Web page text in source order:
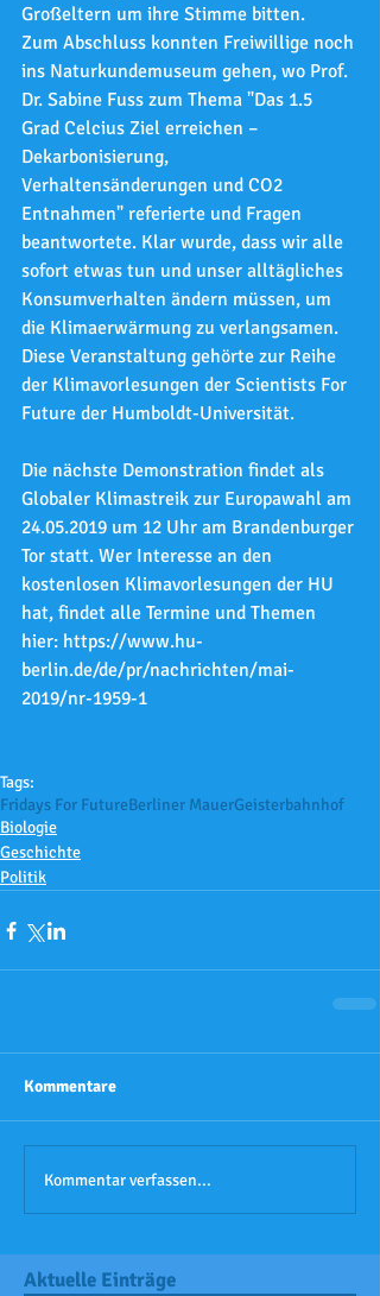
Großeltern um ihre Stimme bitten.
Zum Abschluss konnten Freiwillige noch
ins Naturkundemuseum gehen, wo Prof.
Dr. Sabine Fuss zum Thema "Das 1.5
Grad Celcius Ziel erreichen –
Dekarbonisierung,
Verhaltensänderungen und CO2
Entnahmen" referierte und Fragen
beantwortete. Klar wurde, dass wir alle
sofort etwas tun und unser alltägliches
Konsumverhalten ändern müssen, um
die Klimaerwärmung zu verlangsamen.
Diese Veranstaltung gehörte zur Reihe
der Klimavorlesungen der Scientists For
Future der Humboldt-Universität.
Die nächste Demonstration findet als
Globaler Klimastreik zur Europawahl am
24.05.2019 um 12 Uhr am Brandenburger
Tor statt. Wer Interesse an den
kostenlosen Klimavorlesungen der HU
hat, findet alle Termine und Themen
hier: https://www.hu-
berlin.de/de/pr/nachrichten/mai-
2019/nr-1959-1
Tags:
Fridays For FutureBerliner MauerGeisterbahnhof
Biologie
Geschichte
Politik
Kommentare
Kommentar verfassen...
Aktuelle Einträge